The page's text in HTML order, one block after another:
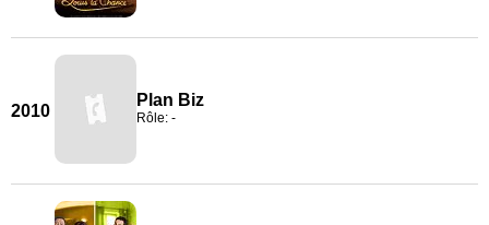
2010
Plan Biz
Rôle: -